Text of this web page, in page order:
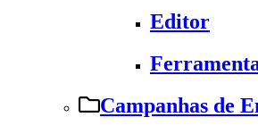
Editor
Campanhas de